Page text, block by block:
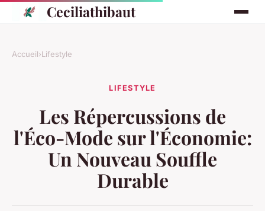
Ceciliathibaut
Accueil›Lifestyle
LIFESTYLE
Les Répercussions de
l'Éco-Mode sur l'Économie:
Un Nouveau Souffle
Durable